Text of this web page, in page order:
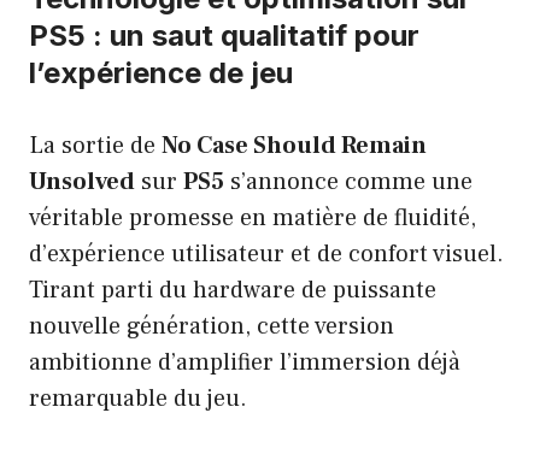
PS5 : un saut qualitatif pour
l’expérience de jeu
La sortie de No Case Should Remain
Unsolved sur PS5 s’annonce comme une
véritable promesse en matière de fluidité,
d’expérience utilisateur et de confort visuel.
Tirant parti du hardware de puissante
nouvelle génération, cette version
ambitionne d’amplifier l’immersion déjà
remarquable du jeu.